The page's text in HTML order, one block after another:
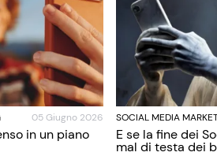
05 Giugno 2026
in un piano
SOCIAL MEDIA
E se la fine dei
mal di testa dei